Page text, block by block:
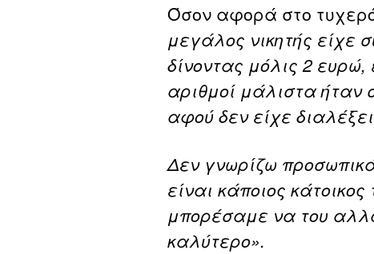
Όσον αφορά στο τυχερό
μεγάλος νικητής είχε
δίνοντας μόλις 2
αριθμοί μάλιστα ήταν
αφού δεν είχε
Δεν γνωρίζω
είναι κάποιος
μπορέσαμε να του
καλύτερο».